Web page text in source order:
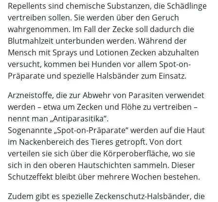
Repellents sind chemische Substanzen, die Schädlinge
vertreiben sollen. Sie werden über den Geruch
wahrgenommen. Im Fall der Zecke soll dadurch die
Blutmahlzeit unterbunden werden. Während der
Mensch mit Sprays und Lotionen Zecken abzuhalten
versucht, kommen bei Hunden vor allem Spot-on-
Präparate und spezielle Halsbänder zum Einsatz.
Arzneistoffe, die zur Abwehr von Parasiten verwendet
werden – etwa um Zecken und Flöhe zu vertreiben –
nennt man „Antiparasitika“.
Sogenannte „Spot-on-Präparate“ werden auf die Haut
im Nackenbereich des Tieres getropft. Von dort
verteilen sie sich über die Körperoberfläche, wo sie
sich in den oberen Hautschichten sammeln. Dieser
Schutzeffekt bleibt über mehrere Wochen bestehen.
Zudem gibt es spezielle Zeckenschutz-Halsbänder, die